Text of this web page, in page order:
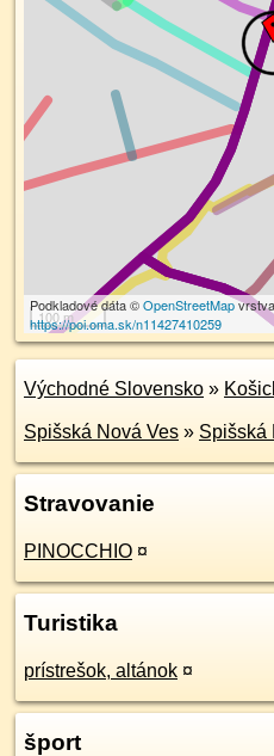
100 m
Podkladové dáta ©OpenStreetMapvrstva
https://poi.oma.sk/n11427410259
Východné Slovensko »
Spišská Nová Ves » Spišská
Stravovanie
PINOCCHIO ¤
Turistika
prístrešok, altánok ¤
šport